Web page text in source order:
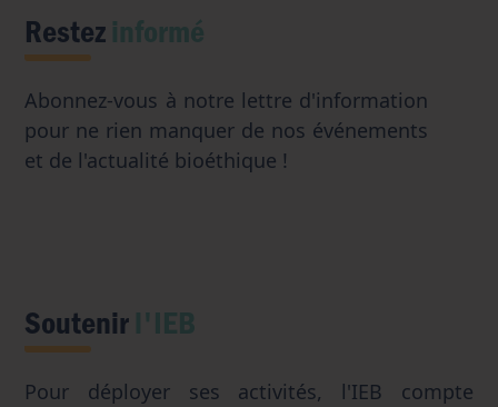
Restezinformé
Abonnez-vous à notre lettre d'information
pour ne rien manquer de nos événements
et de l'actualité bioéthique !
Soutenirl'IEB
Pour déployer ses activités, l'IEB compte